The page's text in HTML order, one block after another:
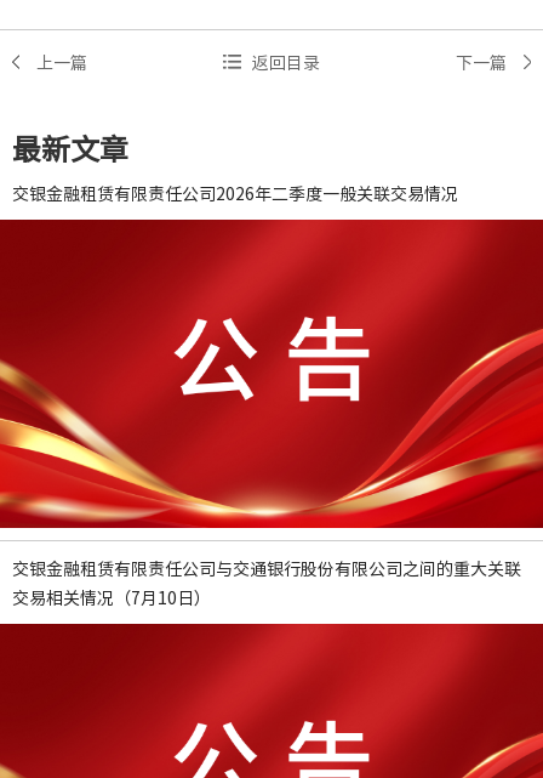
上一篇 返回目录 下一篇
最新文章
交银金融租赁有限责任公司2026年二季度一般关联交易情况
交银金融租赁有限责任公司与交通银行股份有限公司之间的重大关联
交易相关情况（7月10日）